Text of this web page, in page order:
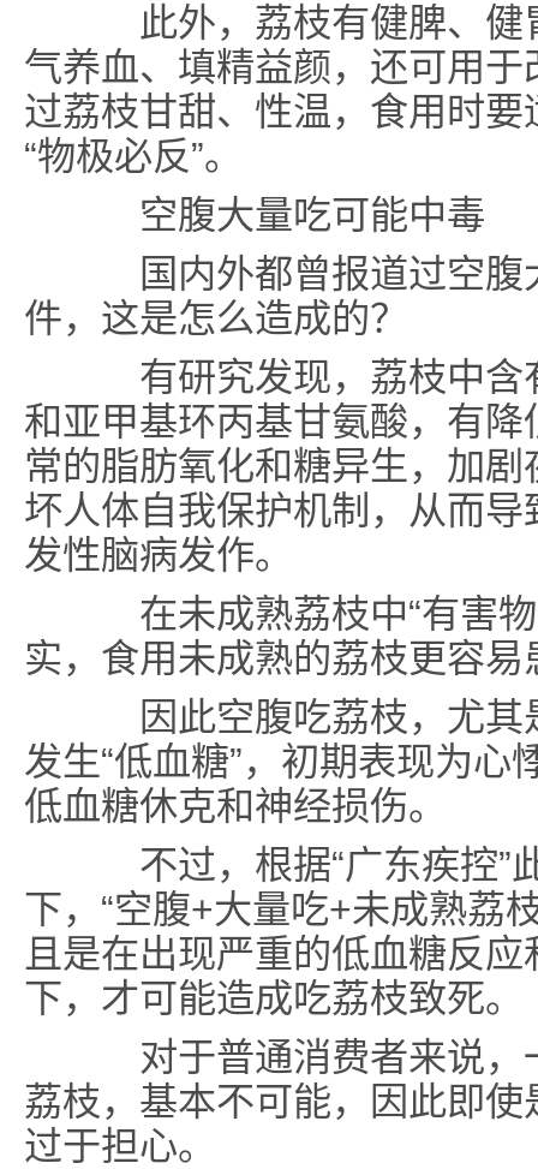
此外，荔枝有健脾、健
气养血、填精益颜，还可用
过荔枝甘甜、性温，食用时
“物极必反”。
空腹大量吃可能中毒
国内外都曾报道过空腹
件，这是怎么造成的？
有研究发现，荔枝中含
和亚甲基环丙基甘氨酸，有
常的脂肪氧化和糖异生，加
坏人体自我保护机制，从而
发性脑病发作。
在未成熟荔枝中“有害物
实，食用未成熟的荔枝更容易
因此空腹吃荔枝，尤其
发生“低血糖”，初期表现为
低血糖休克和神经损伤。
不过，根据“广东疾控”
下，“空腹+大量吃+未成熟荔
且是在出现严重的低血糖反
下，才可能造成吃荔枝致死。
对于普通消费者来说，
荔枝，基本不可能，因此即
过于担心。